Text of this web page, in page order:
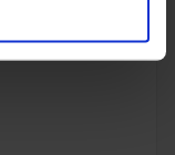
auf der